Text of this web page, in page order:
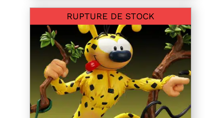
RUPTURE DE STOCK
DETAILS